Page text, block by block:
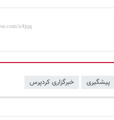
پیشگیری خبرگزاری کردپرس